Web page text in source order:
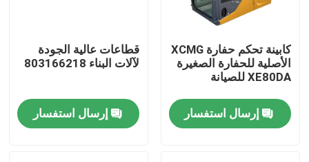
جولة في المعمل
ضبط الجودة
اتصل بنا
كابينة تحكم حفارة XCMG
الأصلية للحفارة الصغيرة
XE80DA للصيانة
إرسال استفسار
قطاعات عالية الجودة
لآلات البناء 803166218
إرسال استفسار